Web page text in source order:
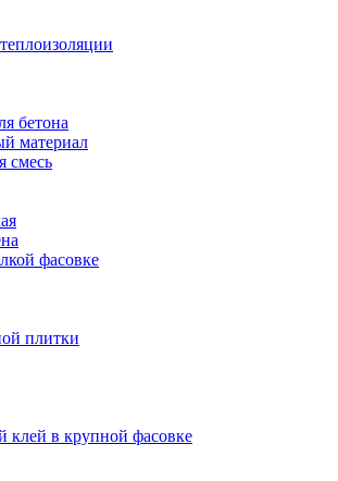
бетона
материал
смесь
фасовке
плитки
клей в крупной фасовке